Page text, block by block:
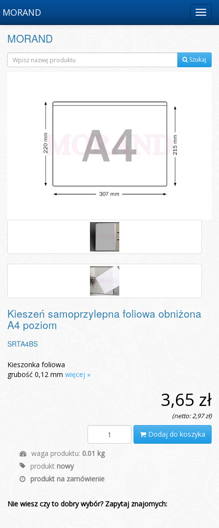
Menu
MORAND
MORAND
Szukaj
Kieszeń samoprzylepna foliowa obniżona
A4 poziom
SRTA4BS
Kieszonka foliowa
grubość 0,12 mm więcej »
3,65 zł
(netto: 2,97 zł)
Dodaj do koszyka
waga produktu: 0.01 kg
produkt nowy
produkt na zamówienie
Nie wiesz czy to dobry wybór? Zapytaj znajomych: